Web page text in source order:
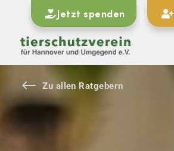
Jetzt spenden
# Zu allen Ratgebern